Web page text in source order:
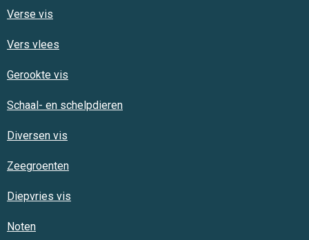
Verse vis
Vers vlees
Gerookte vis
Schaal- en schelpdieren
Diversen vis
Zeegroenten
Diepvries vis
Noten